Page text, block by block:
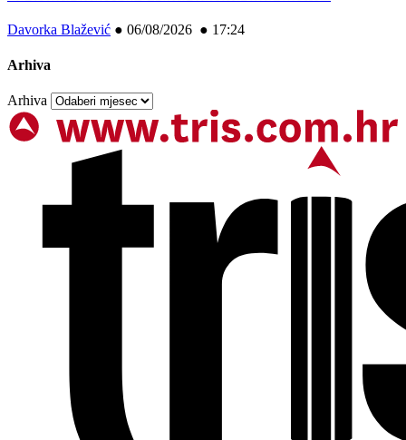
Davorka Blažević ● 06/08/2026 ● 17:24
Arhiva
Arhiva